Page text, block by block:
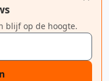
blijf op de hoogte.